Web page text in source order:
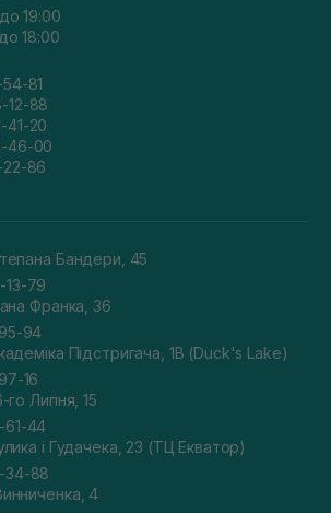
19:00
18:00
81
12-88
41-20
46-00
86
Бандери, 45
79
Франка, 36
94
Підстригача, 1В (Duck's Lake)
16
го Липня, 15
61-44
і Гудачека, 23 (ТЦ Екватор)
34-88
4